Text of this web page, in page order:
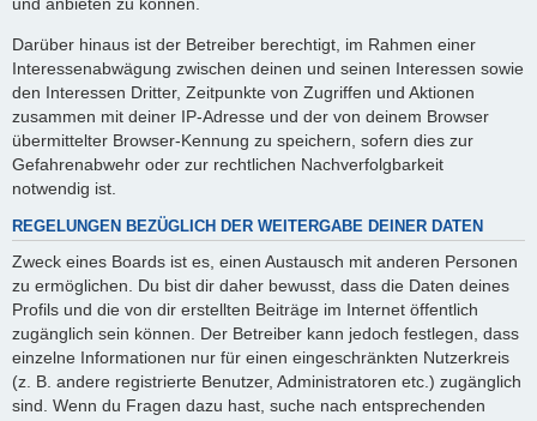
Darüber hinaus ist der Betreiber berechtigt, im Rahmen einer
Interessenabwägung zwischen deinen und seinen Interessen sowie
den Interessen Dritter, Zeitpunkte von Zugriffen und Aktionen
zusammen mit deiner IP-Adresse und der von deinem Browser
übermittelter Browser-Kennung zu speichern, sofern dies zur
Gefahrenabwehr oder zur rechtlichen Nachverfolgbarkeit
notwendig ist.
REGELUNGEN BEZÜGLICH DER WEITERGABE DEINER DATEN
Zweck eines Boards ist es, einen Austausch mit anderen Personen
zu ermöglichen. Du bist dir daher bewusst, dass die Daten deines
Profils und die von dir erstellten Beiträge im Internet öffentlich
zugänglich sein können. Der Betreiber kann jedoch festlegen, dass
einzelne Informationen nur für einen eingeschränkten Nutzerkreis
(z. B. andere registrierte Benutzer, Administratoren etc.) zugänglich
sind. Wenn du Fragen dazu hast, suche nach entsprechenden